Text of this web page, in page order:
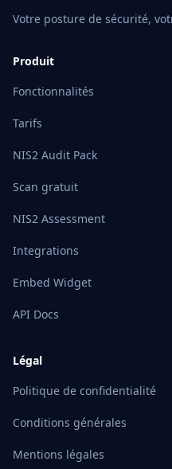
Votre posture de sécurité,
Produit
Fonctionnalités
Tarifs
NIS2 Audit Pack
Scan gratuit
NIS2 Assessment
Integrations
Embed Widget
API Docs
Légal
Politique de confidentialité
Conditions générales
Mentions légales